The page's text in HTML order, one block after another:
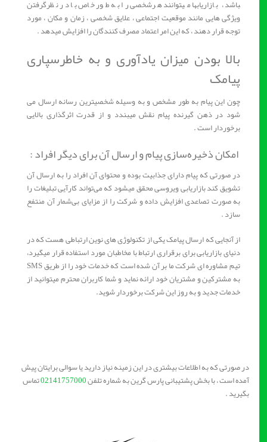
باشد ، بازاریاب­ها می­توانند هرشخصی را به طور خاص با در نظرگرفتن
ویژگی ­هایی مانند موقعیت اجتماعی ، علایق شخصی ، زمان و مکان ، مورد
توجه قرار دهند ، که این امر اعتماد مصرف کنندگان را افزایش می­دهد .
بالا بودن میزان یادآوری و به خاطرسپاری
پیامک
چون این پیام به طور مشخص و به­ وسیله شخصی­ترین رسانه ارسال می
شود در ذهن گیرنده پیام نقش می­بندد و از قدرت اثرگذاری بالایی
برخوردار است .
امکان ذخیره‌سازی پیام و ارسال آن برای دیگر افراد :
در صورتی که پیام دارای جذابیت بوده و محتوای آن افراد را به ارسال آن
تشویق کند بازاریابی ویروسی محقق می­شود که می‌تواند کارآیی تبلیغات را
به صورت تصاعدی افزایش داده و شرکت را از مزایای ­بی‌شمار آن منتفع
سازد .
از آنجایی که ارسال پیامک یکی از تکنولوژی های نوین ارتباطی هست که در
دنیای بازاریابی برای برقراری ارتباط با مخاطبان مورد استفاده قرار می­گیرد،
تیم مشاوره­ ای شرکت ما بر آن شده است که خدمات خود را از طریق SMS
به مشترکین و مشتریان خود ارائه نماید و شما کاربران محترم میتوانید از
خدمات جدید و به روز این شرکت برخوردار شوید.
در صورتی که به اطلاعات بیشتری در این زمینه نیاز دارید یا سوالی برایتان پیش
آمده است ، با بخش پشتیبانی پارس گرین به شماره تلفن02141757000تماس
بگیرید .